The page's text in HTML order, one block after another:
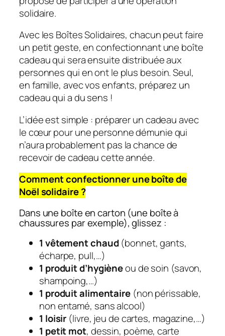
solidaire.
Avec les Boîtes Solidaires, chacun peut faire
un petit geste, en confectionnant une boîte
cadeau qui sera ensuite distribuée aux
personnes qui en ont le plus besoin. Seul,
en famille, avec vos enfants, préparez un
cadeau qui a du sens !
L’idée est simple : préparer un cadeau avec
le cœur pour une personne démunie qui
n’aura probablement pas la chance de
recevoir de cadeau cette année.
Comment confectionner une boîte de
Noël solidaire ?
Dans une boîte en carton (une boîte à
chaussures par exemple), glissez :
1 vêtement chaud(bonnet, gants,
écharpe, pull,…)
1 produit d’hygièneou de soin (savon,
shampoing,…)
1 produit alimentaire (non périssable,
non entamé, sans alcool)
1 loisir (livre, jeu de cartes, magazine,…)
1 petit mot, dessin, poème, carte